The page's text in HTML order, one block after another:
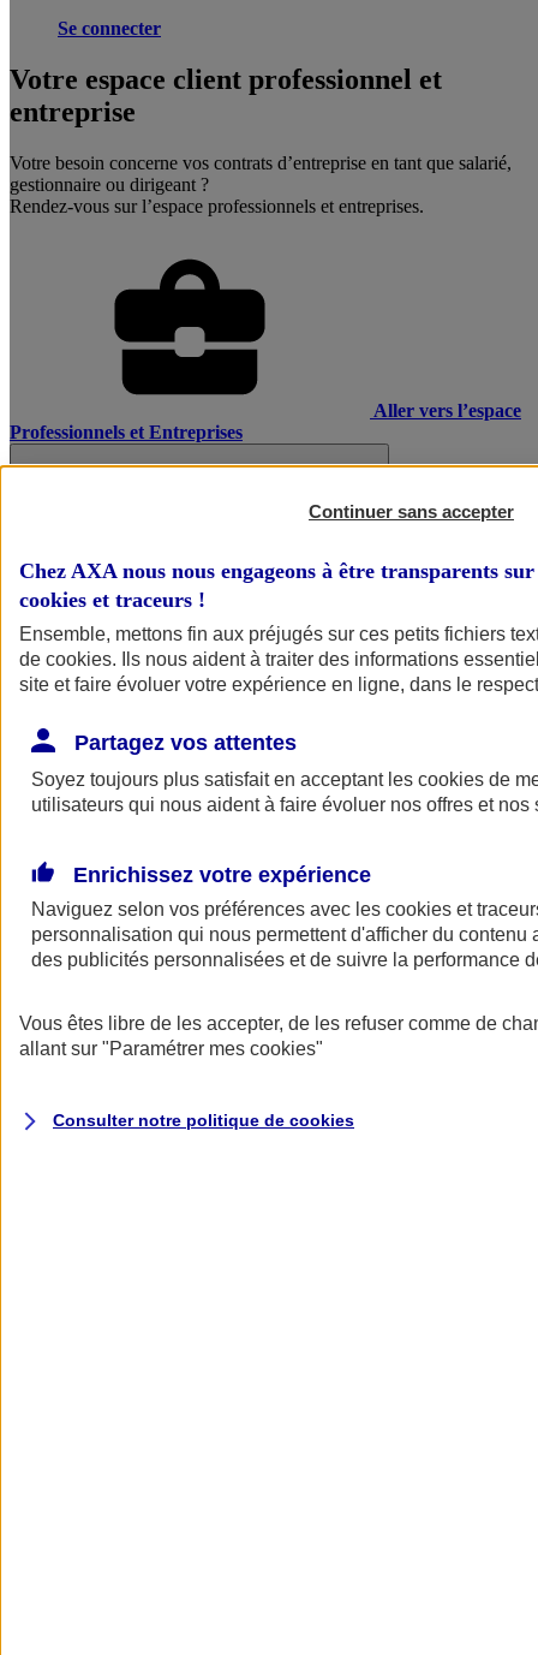
Se connecter
Votre espace client professionnel et
entreprise
Votre besoin concerne vos contrats d’entreprise en tant que salarié,
gestionnaire ou dirigeant ?
Rendez-vous sur l’espace professionnels et entreprises.
Aller vers l’espace
Professionnels et Entreprises
AXA Assurance
Continuer sans accepter
Chez AXA nous nous engageons à être transparents
cookies et traceurs !
Ensemble, mettons fin aux préjugés sur ces petits fichiers
de cookies. Ils nous aident à traiter des informations
site et faire évoluer votre expérience en ligne, dans le
Partagez vos attentes
Soyez toujours plus satisfait en acceptant les cookies de
utilisateurs qui nous aident à faire évoluer nos offres et nos
Enrichissez votre expérience
Naviguez selon vos préférences avec les cookies et
personnalisation qui nous permettent d'afficher du contenu
des publicités personnalisées et de suivre la performance
Vous êtes libre de les accepter, de les refuser comme de
allant sur "Paramétrer mes cookies"
Consulter notre politique de cookies